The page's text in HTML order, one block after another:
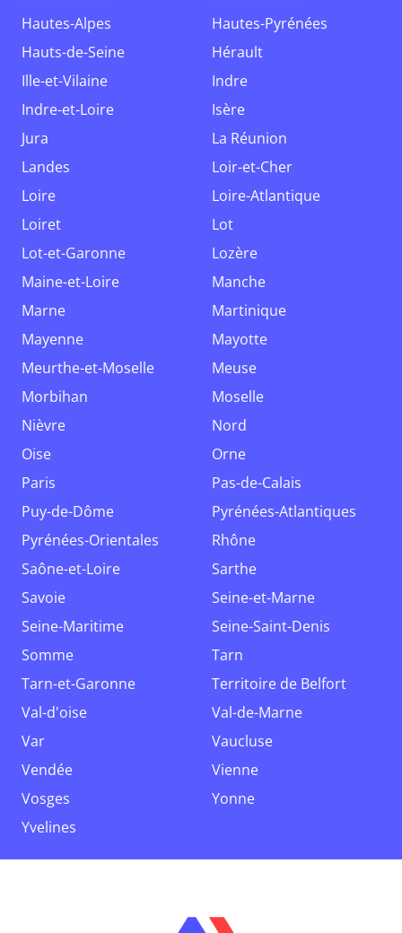
Hautes-Alpes
Hautes-Pyrénées
Hauts-de-Seine
Hérault
Ille-et-Vilaine
Indre
Indre-et-Loire
Isère
Jura
La Réunion
Landes
Loir-et-Cher
Loire
Loire-Atlantique
Loiret
Lot
Lot-et-Garonne
Lozère
Maine-et-Loire
Manche
Marne
Martinique
Mayenne
Mayotte
Meurthe-et-Moselle
Meuse
Morbihan
Moselle
Nièvre
Nord
Oise
Orne
Paris
Pas-de-Calais
Puy-de-Dôme
Pyrénées-Atlantiques
Pyrénées-Orientales
Rhône
Saône-et-Loire
Sarthe
Savoie
Seine-et-Marne
Seine-Maritime
Seine-Saint-Denis
Somme
Tarn
Tarn-et-Garonne
Territoire de Belfort
Val-d'oise
Val-de-Marne
Var
Vaucluse
Vendée
Vienne
Vosges
Yonne
Yvelines